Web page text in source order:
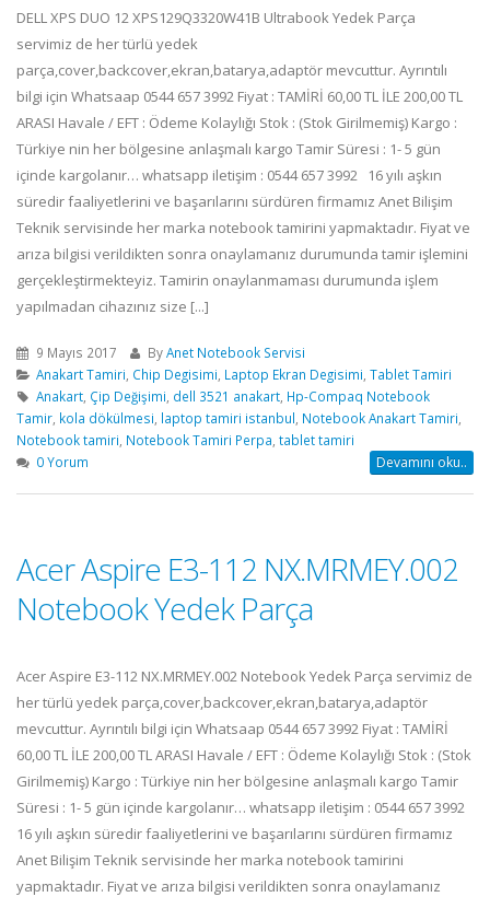
DELL XPS DUO 12 XPS129Q3320W41B Ultrabook Yedek Parça
servimiz de her türlü yedek
parça,cover,backcover,ekran,batarya,adaptör mevcuttur. Ayrıntılı
bilgi için Whatsaap 0544 657 3992 Fiyat : TAMİRİ 60,00 TL İLE 200,00 TL
ARASI Havale / EFT : Ödeme Kolaylığı Stok : (Stok Girilmemiş) Kargo :
Türkiye nin her bölgesine anlaşmalı kargo Tamir Süresi : 1- 5 gün
içinde kargolanır… whatsapp iletişim : 0544 657 3992 16 yılı aşkın
süredir faaliyetlerini ve başarılarını sürdüren firmamız Anet Bilişim
Teknik servisinde her marka notebook tamirini yapmaktadır. Fiyat ve
arıza bilgisi verildikten sonra onaylamanız durumunda tamir işlemini
gerçekleştirmekteyiz. Tamirin onaylanmaması durumunda işlem
yapılmadan cihazınız size [...]
9 Mayıs 2017 ByAnet Notebook Servisi
Anakart Tamiri Chip Degisimi Laptop Ekran Degisimi Tablet Tamiri
Anakart, Çip Değişimi dell 3521 anakart, Hp-Compaq Notebook
Tamir kola dökülmesi laptop tamiri istanbul Notebook Anakart Tamiri
Notebook tamiri Notebook Tamiri Perpa tablet tamiri
0 Yorum
Devamını oku..
Acer Aspire E3-112 NX.MRMEY.002
Notebook Yedek Parça
Acer Aspire E3-112 NX.MRMEY.002 Notebook Yedek Parça servimiz de
her türlü yedek parça,cover,backcover,ekran,batarya,adaptör
mevcuttur. Ayrıntılı bilgi için Whatsaap 0544 657 3992 Fiyat : TAMİRİ
60,00 TL İLE 200,00 TL ARASI Havale / EFT : Ödeme Kolaylığı Stok : (Stok
Girilmemiş) Kargo : Türkiye nin her bölgesine anlaşmalı kargo Tamir
Süresi : 1- 5 gün içinde kargolanır… whatsapp iletişim : 0544 657 3992
16 yılı aşkın süredir faaliyetlerini ve başarılarını sürdüren firmamız
Anet Bilişim Teknik servisinde her marka notebook tamirini
yapmaktadır. Fiyat ve arıza bilgisi verildikten sonra onaylamanız